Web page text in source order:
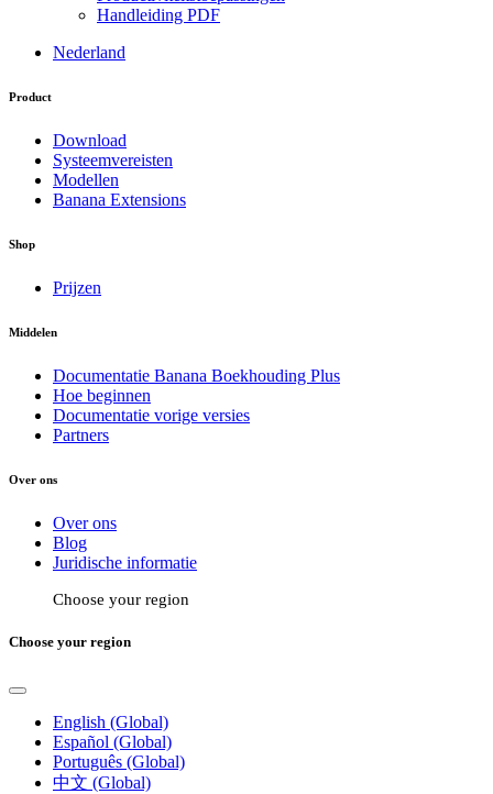
Handleiding PDF
Nederland
Product
Download
Systeemvereisten
Modellen
Banana Extensions
Shop
Prijzen
Middelen
Documentatie Banana Boekhouding Plus
Hoe beginnen
Documentatie vorige versies
Partners
Over ons
Over ons
Blog
Juridische informatie
Choose your region
Choose your region
English (Global)
Español (Global)
Português (Global)
中文 (Global)